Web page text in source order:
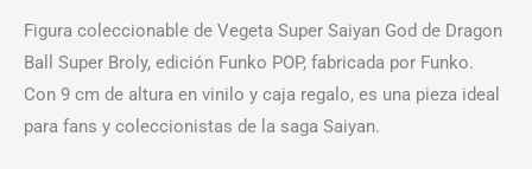
Figura coleccionable de Vegeta Super Saiyan God de Dragon
Ball Super Broly, edición Funko POP, fabricada por Funko.
Con 9 cm de altura en vinilo y caja regalo, es una pieza ideal
para fans y coleccionistas de la saga Saiyan.